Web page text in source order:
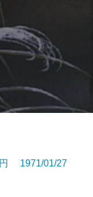
1971/01/27